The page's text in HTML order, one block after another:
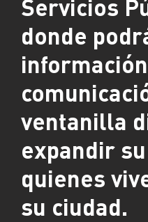
Servicios
donde
ventanilla
expandir
quienes
su ciudad.